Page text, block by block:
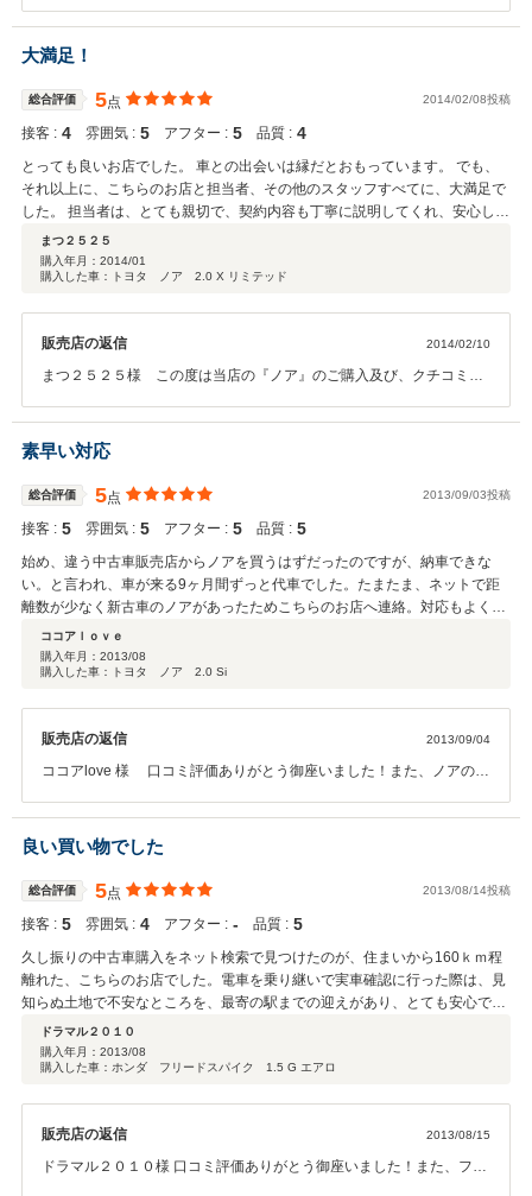
ましてありがとうございます。今後のメンテナンスもお近くのトヨタ
ディーラにて点検、整備も出来ますので御利用下さい。また、何かあ
ればお気軽に連絡して下さい。今後とも宜しくお願い致します。
大満足！
総合評価 5点 2014/02/08投稿
接客 : 4 雰囲気 : 5 アフター : 5 品質 : 4
とっても良いお店でした。 車との出会いは縁だとおもっています。 でも、
それ以上に、こちらのお店と担当者、その他のスタッフすべてに、大満足で
した。 担当者は、とても親切で、契約内容も丁寧に説明してくれ、安心して
購入できました。 店内は小さいけれど、きれいでアットホームな雰囲気(^^)
トイレには、なんとオムツまで各サイズ用意されていて、家族連れに優しい
お店だと思いました。 展示されている車もきれいで、いつも車を磨いている
まつ２５２５
購入年月： 2014/01
購入した車：トヨタ ノア 2.0 X リミテッド
販売店の返信 2014/02/10
まつ２５２５様 この度は当店の『ノア』のご購入及び、クチコミを
ですので、ご不明な点、気になる点等ございましたらお気軽にご連絡
ください。これからもよろしくお願いいたします。
素早い対応
総合評価 5点 2013/09/03投稿
接客 : 5 雰囲気 : 5 アフター : 5 品質 : 5
始め、違う中古車販売店からノアを買うはずだったのですが、納車できな
い。と言われ、車が来る9ヶ月間ずっと代車でした。たまたま、ネットで距
離数が少なく新古車のノアがあったためこちらのお店へ連絡。対応もよくわ
からないところまで親切に教えてくれて、契約決定してから1週間程で納車
になりました！とてもスピーディーに対応していただけて良い買い物が出来
ました
ココアｌｏｖｅ
購入年月： 2013/08
購入した車：トヨタ ノア 2.0 Si
販売店の返信 2013/09/04
ココアlove 様 口コミ評価ありがとう御座いました！また、ノアのお
にありがとうございました。メンテナンスにつきましては当社ご利用
が難しいかと存じますが、何か御座いましたら遠慮無くご連絡下さ
い。よろしくお願い致します。
良い買い物でした
総合評価 5点 2013/08/14投稿
接客 : 5 雰囲気 : 4 アフター : ‐ 品質 : 5
久し振りの中古車購入をネット検索で見つけたのが、住まいから160ｋｍ程
離れた、こちらのお店でした。電車を乗り継いで実車確認に行った際は、見
知らぬ土地で不安なところを、最寄の駅までの迎えがあり、とても安心でき
ました。実車の方は状態も非常に良く、担当の方もとても丁寧な対応だった
ので、決断するのに、時間は掛かりませんでした。納車までの手続きもスム
ーズで 夏休み前に納車でき、とても良かったです。車の感想は、300ｋｍほ
ドラマル２０１０
購入年月： 2013/08
購入した車：ホンダ フリードスパイク 1.5 G エアロ
販売店の返信 2013/08/15
ドラマル２０１０様 口コミ評価ありがとう御座いました！また、フリ